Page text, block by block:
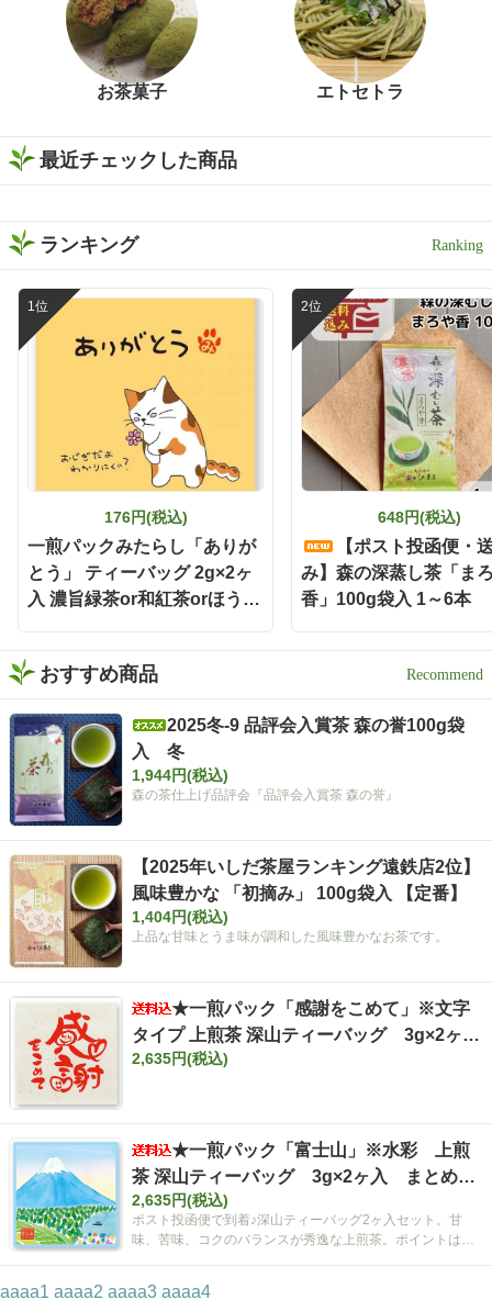
お茶菓子 エトセトラ
最近チェックした商品
ランキング
176円(税込)
一煎パックみたらし「ありが
とう」 ティーバッグ 2g×2ヶ
入 濃旨緑茶or和紅茶orほうじ
648円(税込)
【ポスト投函便・
み】森の深蒸し茶「ま
香」100g袋入 1～6本
おすすめ商品
2025冬-9 品評会入賞茶 森の誉100g袋
入 冬
1,944円(税込)
森の茶仕上げ品評会『品評会入賞茶 森の誉』
【2025年いしだ茶屋ランキング遠鉄店2位】
風味豊かな 「初摘み」 100g袋入 【定番】
1,404円(税込)
上品な甘味とうま味が調和した風味豊かなお茶です。
★一煎パック「感謝をこめて」※文字
タイプ 上煎茶 深山ティーバッグ 3g×2ヶ
入 まとめ買いセット【ポスト投函便・送料
2,635円(税込)
★一煎パック「富士山」※水彩 上煎
茶 深山ティーバッグ 3g×2ヶ入 まとめ買
いセット【ポスト投函便・送料込み】
2,635円(税込)
ポスト投函便で到着♪深山ティーバッグ2ヶ入セット。甘
味、苦味、コクのバランスが秀逸な上煎茶。ポイントは空
aaaa1 aaaa2 aaaa3 aaaa4